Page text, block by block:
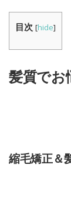
目次 [hide]
髪質でお
縮毛矯正＆